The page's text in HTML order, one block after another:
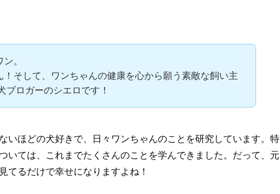
。
！そして、ワンちゃんの健康を心から願う素敵な飼い主
ブロガーのシエロです！
いほどの犬好きで、日々ワンちゃんのことを研究しています。特
いては、これまでたくさんのことを学んできました。だって、元
てるだけで幸せになりますよね！